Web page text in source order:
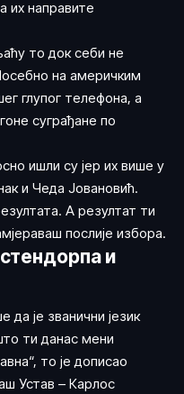
их направите
то док себи не
на америчким
глупог телефона, а
суграђане по
ишли су јер их више у
и Чеда Јовановић.
А резултат ти
послије избора.
и
да је званични језик
ти данас мени
то је дописао
Устав – Карлос